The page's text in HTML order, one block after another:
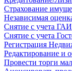
Страхование
Независимая
Снятие с учета ГАИ
Снятие с учета
Регистрация
Редактирование и
Провести торги